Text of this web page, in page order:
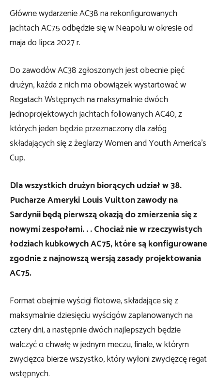
Główne wydarzenie AC38 na rekonfigurowanych
jachtach AC75 odbędzie się w Neapolu w okresie od
maja do lipca 2027 r.
Do zawodów AC38 zgłoszonych jest obecnie pięć
drużyn, każda z nich ma obowiązek wystartować w
Regatach Wstępnych na maksymalnie dwóch
jednoprojektowych jachtach foliowanych AC40, z
których jeden będzie przeznaczony dla załóg
składających się z żeglarzy Women and Youth America’s
Cup.
Dla wszystkich drużyn biorących udział w 38.
Pucharze Ameryki Louis Vuitton zawody na
Sardynii będą pierwszą okazją do zmierzenia się z
nowymi zespołami. . . Chociaż nie w rzeczywistych
łodziach kubkowych AC75, które są konfigurowane
zgodnie z najnowszą wersją zasady projektowania
AC75.
Format obejmie wyścigi flotowe, składające się z
maksymalnie dziesięciu wyścigów zaplanowanych na
cztery dni, a następnie dwóch najlepszych będzie
walczyć o chwałę w jednym meczu, finale, w którym
zwycięzca bierze wszystko, który wyłoni zwycięzcę regat
wstępnych.